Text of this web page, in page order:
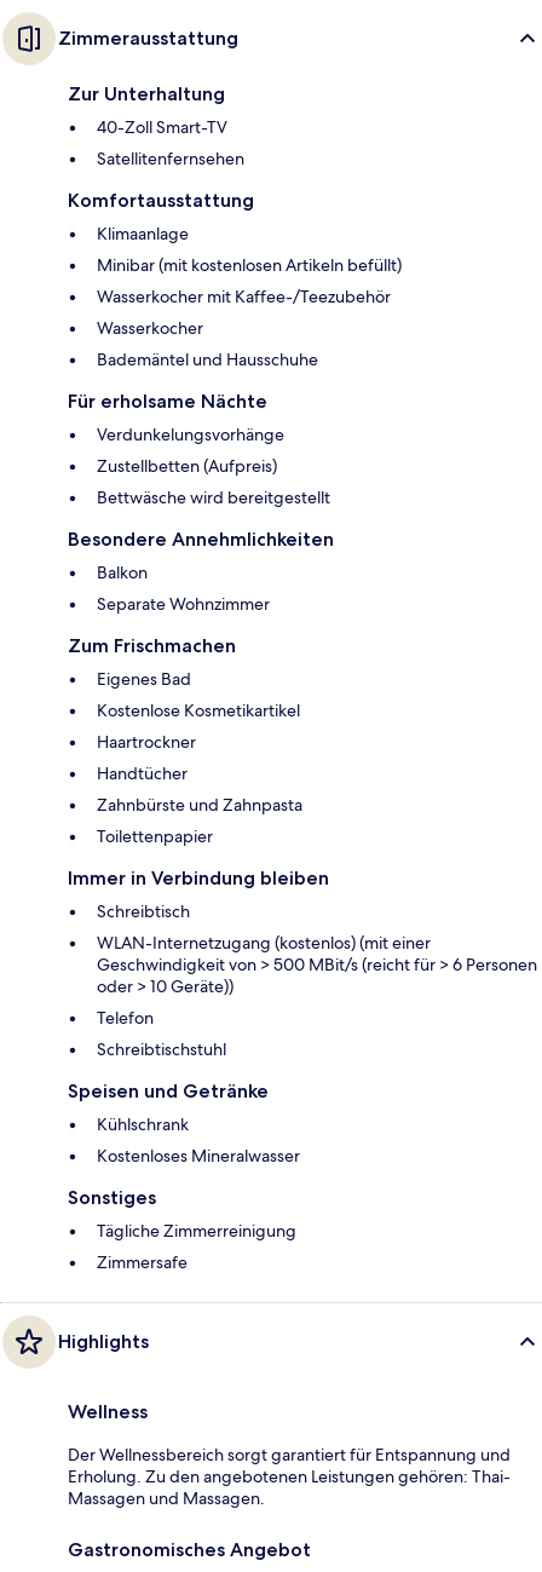
Zimmerausstattung
Zur Unterhaltung
40-Zoll Smart-TV
Satellitenfernsehen
Komfortausstattung
Klimaanlage
Minibar (mit kostenlosen Artikeln befüllt)
Wasserkocher mit Kaffee-/Teezubehör
Wasserkocher
Bademäntel und Hausschuhe
Für erholsame Nächte
Verdunkelungsvorhänge
Zustellbetten (Aufpreis)
Bettwäsche wird bereitgestellt
Besondere Annehmlichkeiten
Balkon
Separate Wohnzimmer
Zum Frischmachen
Eigenes Bad
Kostenlose Kosmetikartikel
Haartrockner
Handtücher
Zahnbürste und Zahnpasta
Toilettenpapier
Immer in Verbindung bleiben
Schreibtisch
WLAN-Internetzugang (kostenlos) (mit einer
Geschwindigkeit von > 500 MBit/s (reicht für > 6 Personen
oder > 10 Geräte))
Telefon
Schreibtischstuhl
Speisen und Getränke
Kühlschrank
Kostenloses Mineralwasser
Sonstiges
Tägliche Zimmerreinigung
Zimmersafe
Highlights
Wellness
Der Wellnessbereich sorgt garantiert für Entspannung und
Erholung. Zu den angebotenen Leistungen gehören: Thai-
Massagen und Massagen.
Gastronomisches Angebot